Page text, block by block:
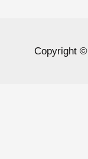
Copyright